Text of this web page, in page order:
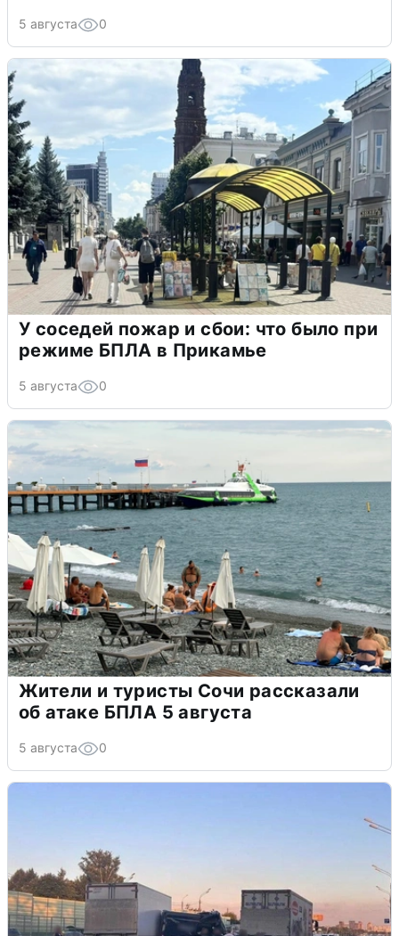
5 августа 0
У соседей пожар и сбои: что было при
режиме БПЛА в Прикамье
5 августа 0
Жители и туристы Сочи рассказали
об атаке БПЛА 5 августа
5 августа 0